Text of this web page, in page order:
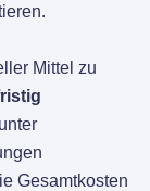
Mittel zu
Gesamtkosten